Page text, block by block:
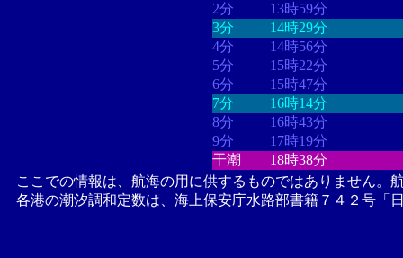
2分
13時59分
3分
14時29分
4分
14時56分
5分
15時22分
6分
15時47分
7分
16時14分
8分
16時43分
9分
17時19分
干潮
18時38分
ここでの情報は、航海の用に供するものではありません。
各港の潮汐調和定数は、海上保安庁水路部書籍７４２号「